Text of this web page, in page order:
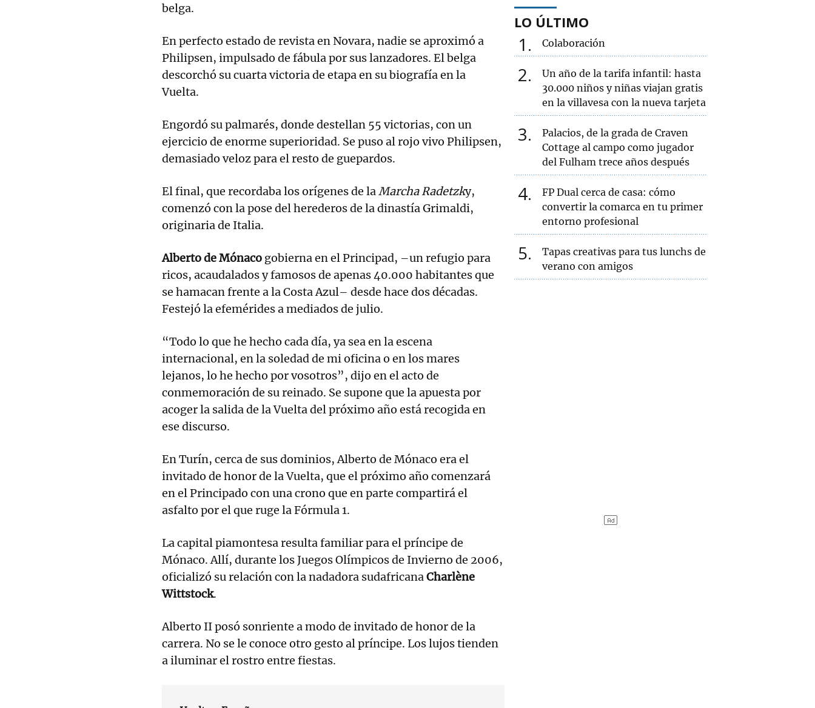
belga.
En perfecto estado de revista en Novara, nadie se aproximó a
Philipsen, impulsado de fábula por sus lanzadores. El belga
descorchó su cuarta victoria de etapa en su biografía en la
Vuelta.
Engordó su palmarés, donde destellan 55 victorias, con un
ejercicio de enorme superioridad. Se puso al rojo vivo Philipsen,
demasiado veloz para el resto de guepardos.
El final, que recordaba los orígenes de laMarcha Radetzky,
comenzó con la pose del herederos de la dinastía Grimaldi,
originaria de Italia.
Alberto de Mónaco gobierna en el Principad, –un refugio para
ricos, acaudalados y famosos de apenas 40.000 habitantes que
se hamacan frente a la Costa Azul– desde hace dos décadas.
Festejó la efemérides a mediados de julio.
“Todo lo que he hecho cada día, ya sea en la escena
internacional, en la soledad de mi oficina o en los mares
lejanos, lo he hecho por vosotros”, dijo en el acto de
conmemoración de su reinado. Se supone que la apuesta por
acoger la salida de la Vuelta del próximo año está recogida en
ese discurso.
En Turín, cerca de sus dominios, Alberto de Mónaco era el
invitado de honor de la Vuelta, que el próximo año comenzará
en el Principado con una crono que en parte compartirá el
asfalto por el que ruge la Fórmula 1.
La capital piamontesa resulta familiar para el príncipe de
Mónaco. Allí, durante los Juegos Olímpicos de Invierno de 2006,
oficializó su relación con la nadadora sudafricanaCharlène
Wittstock.
Alberto II posó sonriente a modo de invitado de honor de la
carrera. No se le conoce otro gesto al príncipe. Los lujos tienden
a iluminar el rostro entre fiestas.
LO ÚLTIMO
1 Colaboración
2
Un año de la tarifa infantil: hasta
30.000 niños y niñas viajan gratis
en la villavesa con la nueva tarjeta
3
Palacios, de la grada de Craven
Cottage al campo como jugador
del Fulham trece años después
4
FP Dual cerca de casa: cómo
convertir la comarca en tu primer
entorno profesional
5
Tapas creativas para tus lunchs de
verano con amigos